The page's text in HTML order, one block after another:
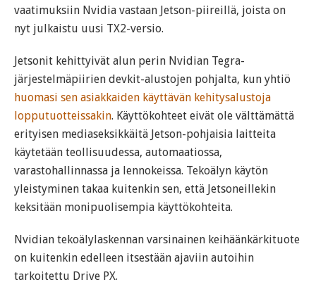
vaatimuksiin Nvidia vastaan Jetson-piireillä, joista on
nyt julkaistu uusi TX2-versio.
Jetsonit kehittyivät alun perin Nvidian Tegra-
järjestelmäpiirien devkit-alustojen pohjalta, kun yhtiö
huomasi sen asiakkaiden käyttävän kehitysalustoja
lopputuotteissakin. Käyttökohteet eivät ole välttämättä
erityisen mediaseksikkäitä Jetson-pohjaisia laitteita
käytetään teollisuudessa, automaatiossa,
varastohallinnassa ja lennokeissa. Tekoälyn käytön
yleistyminen takaa kuitenkin sen, että Jetsoneillekin
keksitään monipuolisempia käyttökohteita.
Nvidian tekoälylaskennan varsinainen keihäänkärkituote
on kuitenkin edelleen itsestään ajaviin autoihin
tarkoitettu Drive PX.